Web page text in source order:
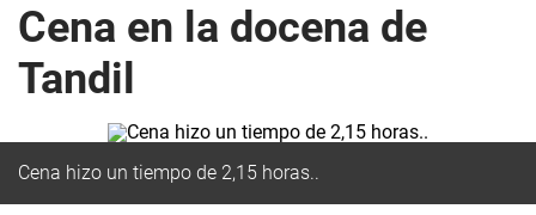
Cena en la docena de
Tandil
Cena hizo un tiempo de 2,15 horas..